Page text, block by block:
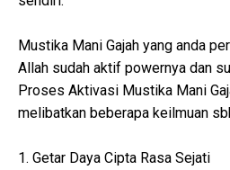
Mustika Mani Gajah yang anda
Allah sudah aktif powernya dan
Proses Aktivasi Mustika Mani
melibatkan beberapa keilmuan
1. Getar Daya Cipta Rasa Sejati